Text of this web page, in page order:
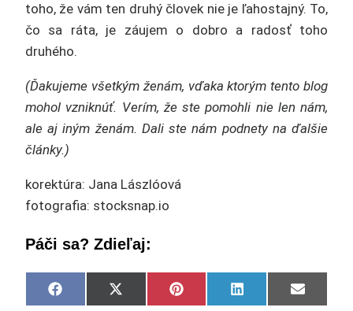
toho, že vám ten druhý človek nie je ľahostajný. To,
čo sa ráta, je záujem o dobro a radosť toho
druhého.
(Ďakujeme všetkým ženám, vďaka ktorým tento blog
mohol vzniknúť. Verím, že ste pomohli nie len nám,
ale aj iným ženám. Dali ste nám podnety na ďalšie
články.)
korektúra: Jana Lászlóová
fotografia: stocksnap.io
Páči sa? Zdieľaj:
Share
on
FacebookShare
on
X
Share
on
Pinterest Share
on
LinkedIn
Share
on
Email